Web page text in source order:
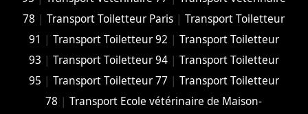
78 |Transport Toiletteur Paris |Transport Toiletteur
91 | Transport Toiletteur 92 | Transport Toiletteur
93 | Transport Toiletteur 94| Transport Toiletteur
95 | Transport Toiletteur 77 | Transport Toiletteur
78 |Transport Ecole vétérinaire de Maison-